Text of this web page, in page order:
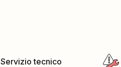
Servizio tecnico